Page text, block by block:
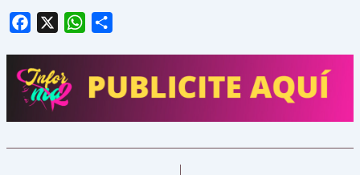
Facebook WhatsApp